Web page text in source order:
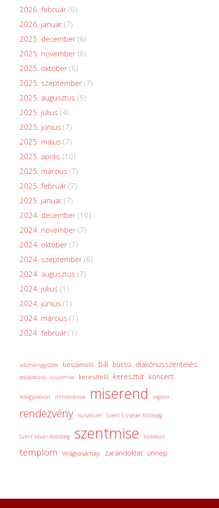
2026. február (6)
2026. január (7)
2025. december (6)
2025. november (6)
2025. október (6)
2025. szeptember (7)
2025. augusztus (5)
2025. július (4)
2025. június (7)
2025. május (7)
2025. április (10)
2025. március (7)
2025. február (7)
2025. január (7)
2024. december (10)
2024. november (7)
2024. október (7)
2024. szeptember (6)
2024. augusztus (7)
2024. július (1)
2024. június (1)
2024. március (1)
2024. február (1)
adománygyűjtés beszámoló bál búcsú diakónusszentelés
elsőáldozás ezüstmise keresztelő keresztút koncert
lelkigyakorlat ministránsok miserend orgona
rendezvény rózsafüzér Szent Erzsébet Közösség
Szent István Közösség szentmise találkozó
templom Virágvasárnap zarándoklat ünnep